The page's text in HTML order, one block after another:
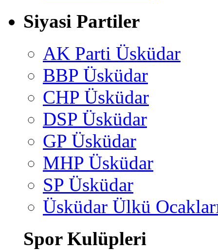
Siyasi Partiler
AK Parti Üsküdar
BBP Üsküdar
CHP Üsküdar
DSP Üsküdar
GP Üsküdar
MHP Üsküdar
SP Üsküdar
Üsküdar Ülkü
Spor Kulüpleri